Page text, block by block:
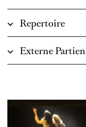
Repertoire
Externe Partien